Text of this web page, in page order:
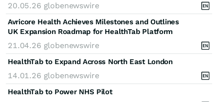
20.05.26 globenewswire
Avricore Health Achieves Milestones and Outlines
UK Expansion Roadmap for HealthTab Platform
21.04.26 globenewswire
HealthTab to Expand Across North East London
14.01.26 globenewswire
HealthTab to Power NHS Pilot